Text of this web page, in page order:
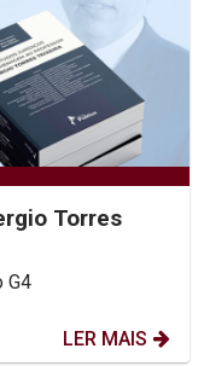
Torres
G4
LER MAIS